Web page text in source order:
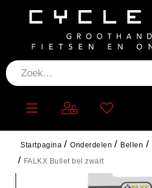
Startpagina Onderdelen Bellen
FALKX Bullet bel zwart